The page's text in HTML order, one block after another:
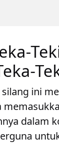
ini
dalam